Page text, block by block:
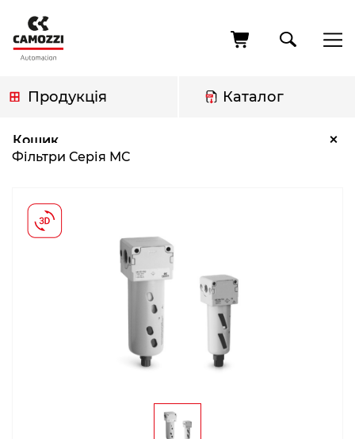
основного
вмісту
Продукція Каталог
Кошик ×
навіґації
Фільтри Серія MC